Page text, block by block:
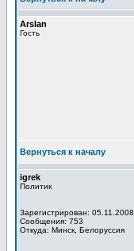
Arslan
Гость
Вернуться к началу
igrek
Политик
Зарегистрирован: 05.11.2008
Сообщения: 753
Откуда: Минск, Белоруссия